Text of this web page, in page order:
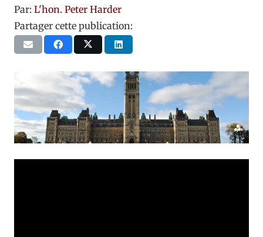
Par: L'hon. Peter Harder
Partager cette publication: